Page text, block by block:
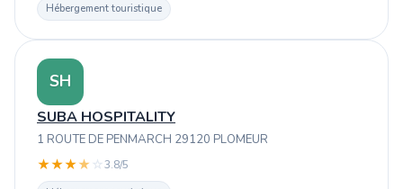
Hébergement touristique
SH
SUBA HOSPITALITY
1 ROUTE DE PENMARCH 29120 PLOMEUR
★★★★ ☆3.8/5